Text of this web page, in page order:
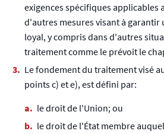
exigences spécifiques applicables
d'autres mesures visant à
loyal, y compris dans d'autres
traitement comme le prévoit le
Le fondement du traitement visé
points c) et e), est défini par:
le droit de l'Union; ou
le droit de l'État membre